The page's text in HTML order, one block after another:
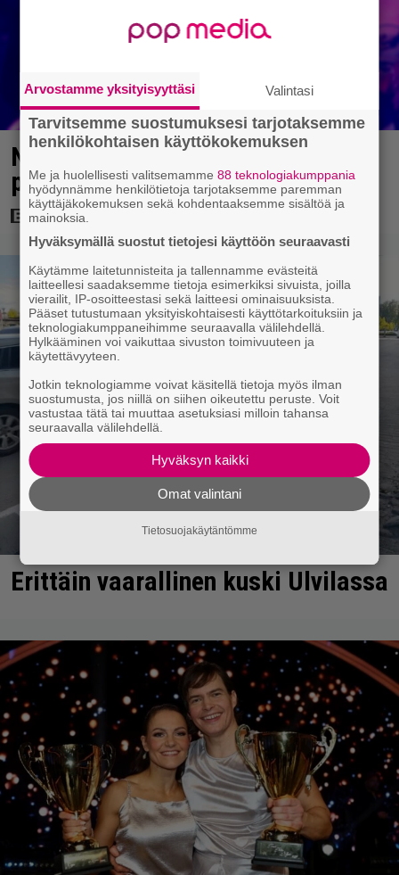
Nyt Netflixissä: Vuoden 2024
paras elokuva!
Erittäin vaarallinen kuski Ulvilassa
Arvostamme yksityisyyttäsi Valintasi
Tarvitsemme suostumuksesi tarjotaksemme
henkilökohtaisen käyttökokemuksen
Me ja huolellisesti valitsemamme88 teknologiakumppania
hyödynnämme henkilötietoja tarjotaksemme paremman
käyttäjäkokemuksen sekä kohdentaaksemme sisältöä ja
mainoksia.
Hyväksymällä suostut tietojesi käyttöön seuraavasti
Käytämme laitetunnisteita ja tallennamme evästeitä
laitteellesi saadaksemme tietoja esimerkiksi sivuista, joilla
vierailit, IP-osoitteestasi sekä laitteesi ominaisuuksista.
Pääset tutustumaan yksityiskohtaisesti käyttötarkoituksiin ja
teknologiakumppaneihimme seuraavalla välilehdellä.
Hylkääminen voi vaikuttaa sivuston toimivuuteen ja
käytettävyyteen.
Jotkin teknologiamme voivat käsitellä tietoja myös ilman
suostumusta, jos niillä on siihen oikeutettu peruste. Voit
vastustaa tätä tai muuttaa asetuksiasi milloin tahansa
seuraavalla välilehdellä.
Hyväksyn kaikki
Omat valintani
Tietosuojakäytäntömme